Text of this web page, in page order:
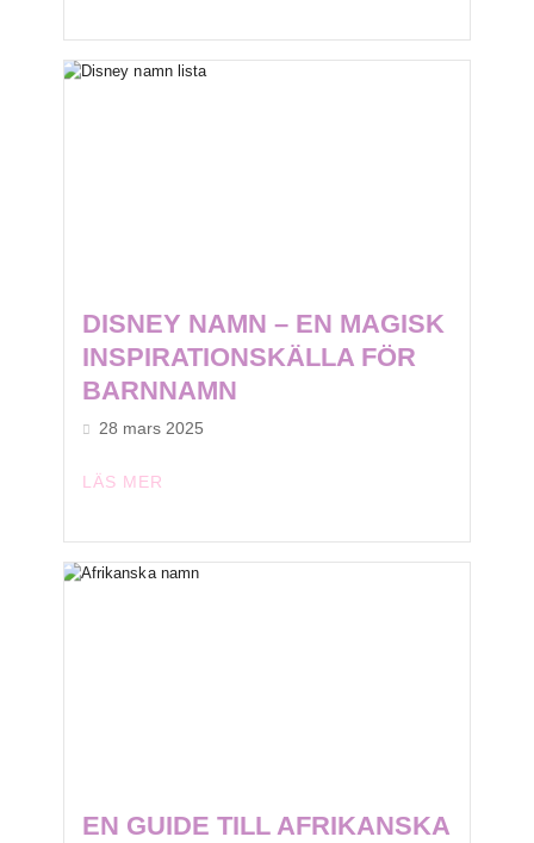
DISNEY NAMN – EN MAGISK
INSPIRATIONSKÄLLA FÖR
BARNNAMN
28 mars 2025
LÄS MER
EN GUIDE TILL AFRIKANSKA